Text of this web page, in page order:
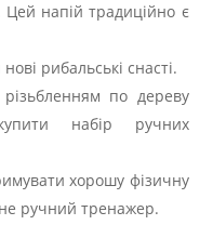
Цей напій традиційно є
рибальські снасті.
різьбленням по дереву
набір ручних
хорошу фізичну
ручний тренажер.